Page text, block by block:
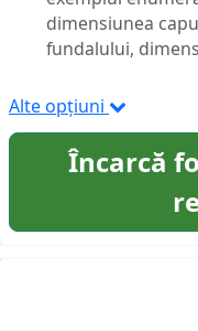
dimensiunea
fundalului,
Alte opțiuni
Încarcă